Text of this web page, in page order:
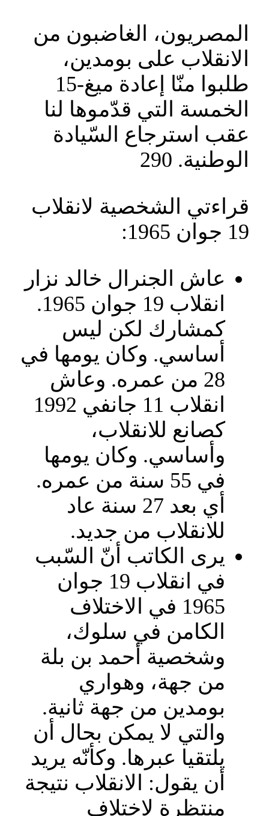
المصريون، الغاضبون من
الانقلاب على بومدين،
طلبوا منّا إعادة ميغ-15
الخمسة التي قدّموها لنا
عقب استرجاع السّيادة
الوطنية. 290
قراءتي الشخصية لانقلاب
19 جوان 1965:
عاش الجنرال خالد نزار
انقلاب 19 جوان 1965.
كمشارك لكن ليس
أساسي. وكان يومها في
28 من عمره. وعاش
انقلاب 11 جانفي 1992
كصانع للانقلاب،
وأساسي. وكان يومها
في 55 سنة من عمره.
أي بعد 27 سنة عاد
للانقلاب من جديد.
يرى الكاتب أنّ السّبب
في انقلاب 19 جوان
1965 في الاختلاف
الكامن في سلوك،
وشخصية أحمد بن بلة
من جهة، وهواري
بومدين من جهة ثانية.
والتي لا يمكن بحال أن
يلتقيا عبرها. وكأنّه يريد
أن يقول: الانقلاب نتيجة
منتظرة لاختلاف